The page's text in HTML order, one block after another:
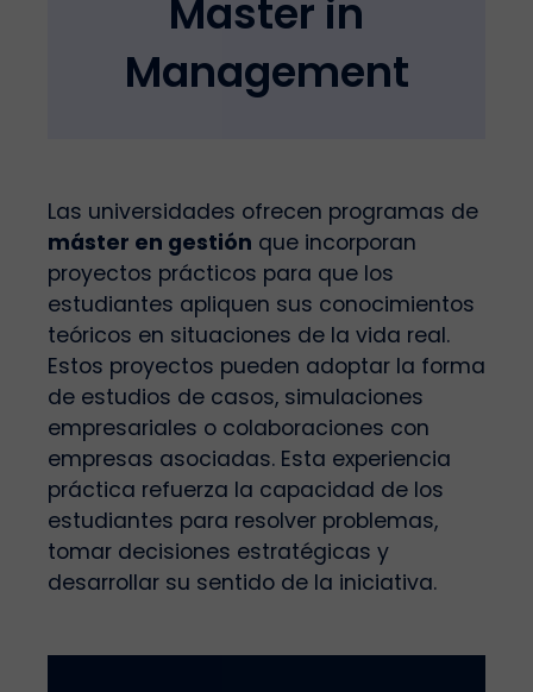
Master in
Management
Las universidades ofrecen programas de
máster en gestión que incorporan
proyectos prácticos para que los
estudiantes apliquen sus conocimientos
teóricos en situaciones de la vida real.
Estos proyectos pueden adoptar la forma
de estudios de casos, simulaciones
empresariales o colaboraciones con
empresas asociadas. Esta experiencia
práctica refuerza la capacidad de los
estudiantes para resolver problemas,
tomar decisiones estratégicas y
desarrollar su sentido de la iniciativa.